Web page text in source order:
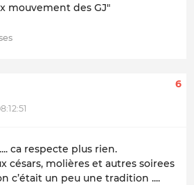
mouvement des GJ"
6
ca respecte plus rien.
césars, molières et autres soirees
c’était un peu une tradition ....